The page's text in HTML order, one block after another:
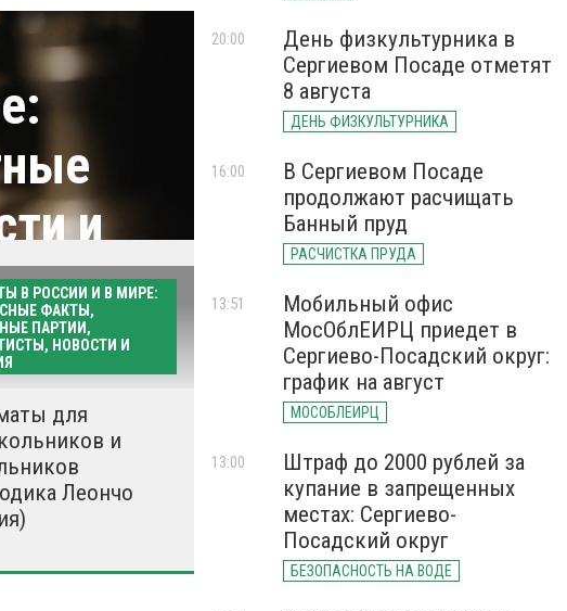
и
материалы здесь
В РОССИИ И В МИРЕ:
ФАКТЫ,
ПАРТИИ,
НОВОСТИ И
для
и
Леончо
День физкультурника в
Сергиевом Посаде отметят
8 августа
ДЕНЬ ФИЗКУЛЬТУРНИКА
20:00
В Сергиевом Посаде
продолжают расчищать
Банный пруд
РАСЧИСТКА ПРУДА
16:00
Мобильный офис
МосОблЕИРЦ приедет в
Сергиево-Посадский округ:
график на август
МОСОБЛЕИРЦ
13:51
Штраф до 2000 рублей за
купание в запрещенных
местах: Сергиево-
Посадский округ
БЕЗОПАСНОСТЬ НА ВОДЕ
13:00